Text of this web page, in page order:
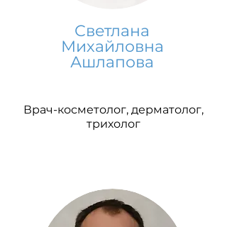
Светлана
Михайловна
Ашлапова
Врач-косметолог, дерматолог,
трихолог